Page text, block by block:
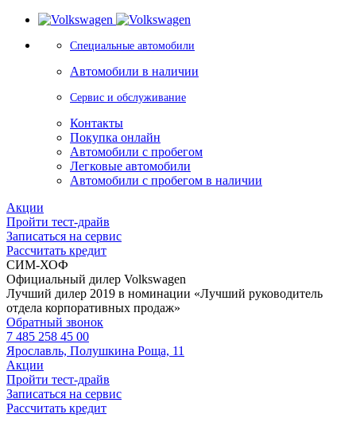
Специальные автомобили
Автомобили в наличии
Сервис и обслуживание
Контакты
Покупка онлайн
Автомобили с пробегом
Легковые автомобили
Автомобили с пробегом в наличии
Акции
Пройти тест-драйв
Записаться на сервис
Рассчитать кредит
СИМ-ХОФ
Официальный дилер Volkswagen
Лучший дилер 2019 в номинации «Лучший руководитель
отдела корпоративных продаж»
Обратный звонок
7 485 258 45 00
Ярославль, Полушкина Роща, 11
Акции
Пройти тест-драйв
Записаться на сервис
Рассчитать кредит